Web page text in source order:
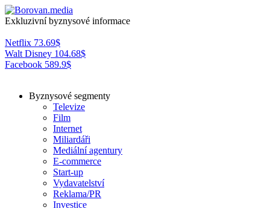
Exkluzivní byznysové informace
Netflix 73.69$
Walt Disney 104.68$
Facebook 589.9$
Byznysové segmenty
Televize
Film
Internet
Miliardáři
Mediální agentury
E-commerce
Start-up
Vydavatelství
Reklama/PR
Investice